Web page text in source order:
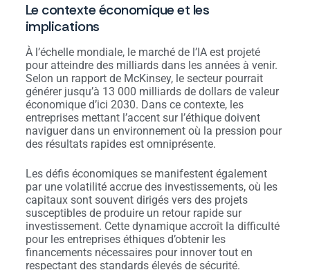
Le contexte économique et les
implications
À l’échelle mondiale, le marché de l’IA est projeté
pour atteindre des milliards dans les années à venir.
Selon un rapport de McKinsey, le secteur pourrait
générer jusqu’à 13 000 milliards de dollars de valeur
économique d’ici 2030. Dans ce contexte, les
entreprises mettant l’accent sur l’éthique doivent
naviguer dans un environnement où la pression pour
des résultats rapides est omniprésente.
Les défis économiques se manifestent également
par une volatilité accrue des investissements, où les
capitaux sont souvent dirigés vers des projets
susceptibles de produire un retour rapide sur
investissement. Cette dynamique accroît la difficulté
pour les entreprises éthiques d’obtenir les
financements nécessaires pour innover tout en
respectant des standards élevés de sécurité.